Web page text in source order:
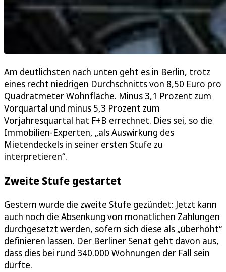
Am deutlichsten nach unten geht es in Berlin, trotz
eines recht niedrigen Durchschnitts von 8,50 Euro pro
Quadratmeter Wohnfläche. Minus 3,1 Prozent zum
Vorquartal und minus 5,3 Prozent zum
Vorjahresquartal hat F+B errechnet. Dies sei, so die
Immobilien-Experten, „als Auswirkung des
Mietendeckels in seiner ersten Stufe zu
interpretieren“.
Zweite Stufe gestartet
Gestern wurde die zweite Stufe gezündet: Jetzt kann
auch noch die Absenkung von monatlichen Zahlungen
durchgesetzt werden, sofern sich diese als „überhöht“
definieren lassen. Der Berliner Senat geht davon aus,
dass dies bei rund 340.000 Wohnungen der Fall sein
dürfte.